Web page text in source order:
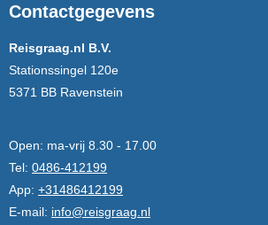
Contactgegevens
Reisgraag.nl B.V.
Stationssingel 120e
5371 BB Ravenstein
Open: ma-vrij 8.30 - 17.00
Tel: 0486-412199
App: +31486412199
E-mail: info@reisgraag.nl